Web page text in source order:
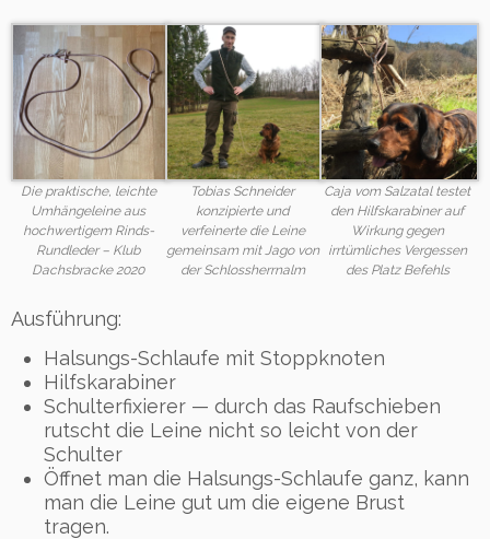
Die praktische, leichte
Umhängeleine aus
hochwertigem Rinds-
Rundleder – Klub
Dachsbracke 2020
Tobias Schneider
konzipierte und
verfeinerte die Leine
gemeinsam mit Jago von
der Schlossherrnalm
Caja vom Salzatal testet
den Hilfskarabiner auf
Wirkung gegen
irrtümliches Vergessen
des Platz Befehls
Ausführung:
Halsungs-Schlaufe mit Stoppknoten
Hilfskarabiner
Schulterfixierer — durch das Raufschieben
rutscht die Leine nicht so leicht von der
Schulter
Öffnet man die Halsungs-Schlaufe ganz, kann
man die Leine gut um die eigene Brust
tragen.